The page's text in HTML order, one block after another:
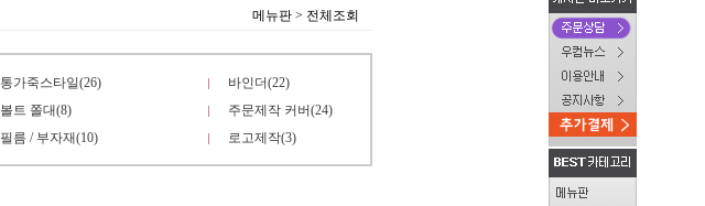
메뉴판 > 전체조회
통가죽스타일(26)
바인더(22)
볼트 쫄대(8)
주문제작 커버(24)
필름 / 부자재(10) 로고제작(3)